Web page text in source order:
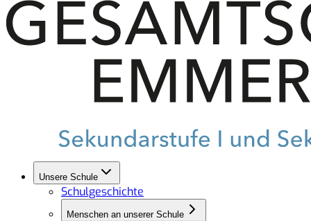
Unsere Schule
Schulgeschichte
Menschen an unserer Schule